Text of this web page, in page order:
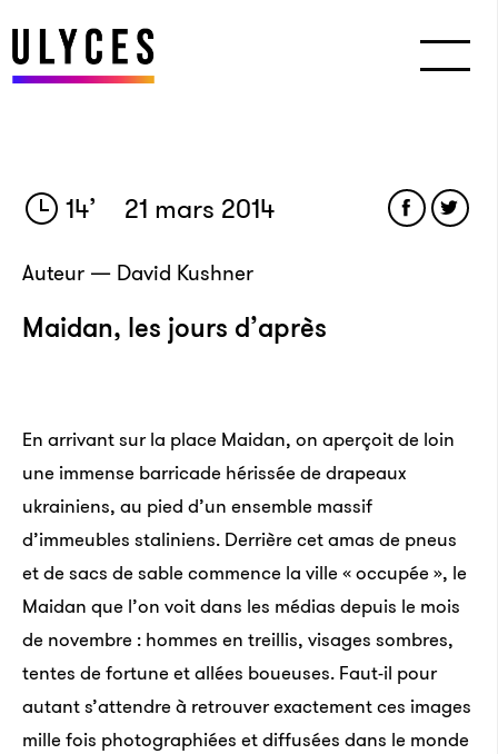
14’ 21 mars 2014
Auteur — David Kushner
Maidan, les jours d’après
En arrivant sur la place Maidan, on aperçoit de loin
une immense barricade hérissée de drapeaux
ukrainiens, au pied d’un ensemble massif
d’immeubles staliniens. Derrière cet amas de pneus
et de sacs de sable commence la ville « occupée », le
Maidan que l’on voit dans les médias depuis le mois
de novembre : hommes en treillis, visages sombres,
tentes de fortune et allées boueuses. Faut-il pour
autant s’attendre à retrouver exactement ces images
mille fois photographiées et diffusées dans le monde